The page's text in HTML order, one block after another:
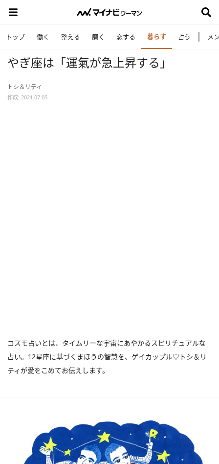
トップ 働く 整える 磨く 恋する 暮らす 占う メ
やぎ座は「運氣が急上昇する」
トシ＆リティ
作成: 2021.07.05
コスモ占いとは、タイムリーな宇宙にあやかるスピリチュアルな
占い。12星座に基づくまほうの智慧を、ゲイカップル♡トシ＆リ
ティが愛をこめてお伝えします。